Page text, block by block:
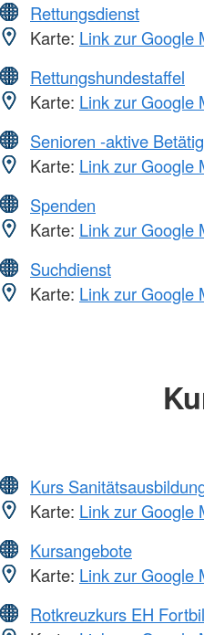
Rettungsdienst
Karte: Link zur Google
Rettungshundestaffel
Karte: Link zur Google
Senioren -aktive
Karte: Link zur Google
Spenden
Karte: Link zur Google
Suchdienst
Karte: Link zur Google
Kurs
Karte: Link zur Google
Kursangebote
Karte: Link zur Google
Rotkreuzkurs EH